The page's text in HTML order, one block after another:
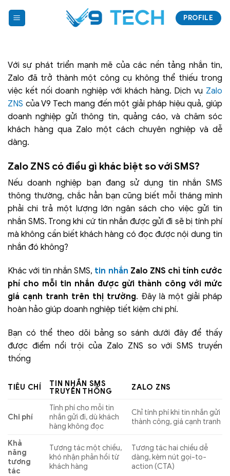
qua
PROFILE
Với sự phát triển mạnh mẽ của các nền tảng nhắn tin,
Zalo đã trở thành một công cụ không thể thiếu trong
việc kết nối doanh nghiệp với khách hàng. Dịch vụ Zalo
ZNS của V9 Tech mang đến một giải pháp hiệu quả, giúp
doanh nghiệp gửi thông tin, quảng cáo, và chăm sóc
khách hàng qua Zalo một cách chuyên nghiệp và dễ
dàng.
Zalo ZNS có điều gì khác biệt so với SMS?
Nếu doanh nghiệp bạn đang sử dụng tin nhắn SMS
thông thường, chắc hẳn bạn cũng biết mỗi tháng mình
phải chi trả một lượng lớn ngân sách cho việc gửi tin
nhắn SMS. Trong khi cứ tin nhắn được gửi đi sẽ bị tính phí
mà không cần biết khách hàng có đọc được nội dung tin
nhắn đó không?
Khác với tin nhắn SMS, tin nhắn Zalo ZNS chỉ tính cước
phí cho mỗi tin nhắn được gửi thành công với mức
giá cạnh tranh trên thị trường. Đây là một giải pháp
hoàn hảo giúp doanh nghiệp tiết kiệm chi phí.
Bạn có thể theo dõi bảng so sánh dưới đây để thấy
được điểm nổi trội của Zalo ZNS so với SMS truyền
thống
TIÊU CHÍ
TIN NHẮN SMS
TRUYỀN THỐNG
ZALO ZNS
Chi phí
Tính phí cho mỗi tin
nhắn gửi đi, dù khách
hàng không đọc
Chỉ tính phí khi tin nhắn gửi
thành công, giá cạnh tranh
Khả
năng
tương
tác
Tương tác một chiều,
khó nhận phản hồi từ
khách hàng
Tương tác hai chiều dễ
dàng, kèm nút gọi-to-
action (CTA)